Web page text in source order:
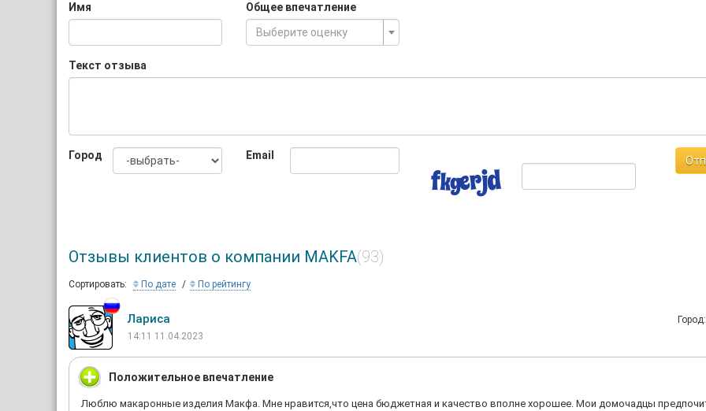
Имя
Общее впечатление
Выберите оценку
Текст отзыва
Город Email
Отзывы клиентов о компании MAKFA(93)
Сортировать: По дате По рейтингу
Лариса
14:11 11.04.2023
Положительное впечатление
Люблю макаронные изделия Макфа. Мне нравится,что цена бюджетная и качество вполне хорошее. Мои домочадцы